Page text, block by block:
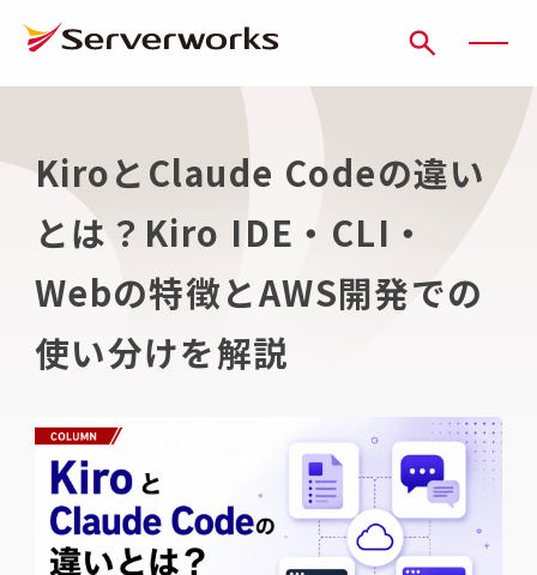
KiroとClaude Codeの違い
とは？Kiro IDE・CLI・
Webの特徴とAWS開発での
使い分けを解説